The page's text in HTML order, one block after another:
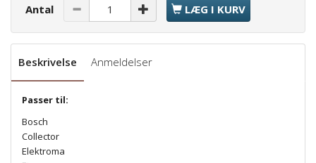
Antal LÆG I KURV
Beskrivelse Anmeldelser
Passer til:
Bosch
Collector
Elektroma